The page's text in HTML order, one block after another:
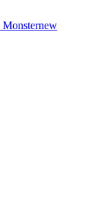
Monsternew